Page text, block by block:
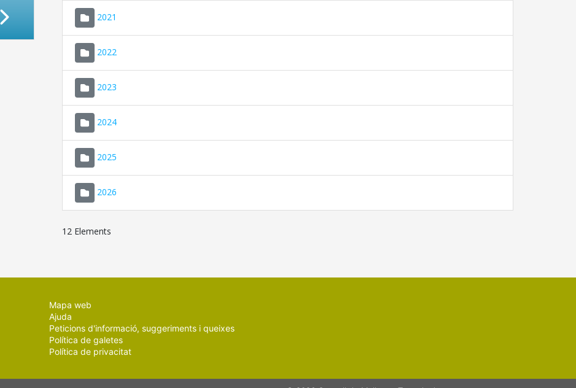
2021
2022
2023
2024
2025
2026
12 Elements
Mapa web
Ajuda
Peticions d'informació, suggeriments i queixes
Política de galetes
Política de privacitat